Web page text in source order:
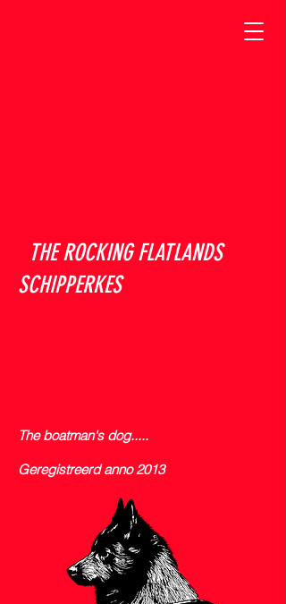
THE ROCKING FLATLANDS
SCHIPPERKES
The boatman's dog.....
Geregistreerd anno 2013